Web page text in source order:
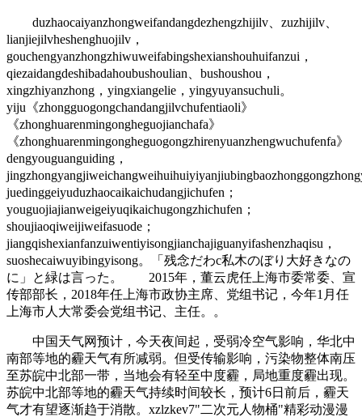
duzhaocaiyanzhongweifandangdezhengzhijilv、zuzhijilv、
lianjiejilvheshenghuojilv，
gouchengyanzhongzhiwuweifabingshexianshouhuifanzui，
qiezaidangdeshibadahoubushoulian、bushoushou，
xingzhiyanzhong，yingxiangelie，yingyuyansuchuli。
yiju《zhongguogongchandangjilvchufentiaoli》
《zhonghuarenmingongheguojianchafa》
《zhonghuarenmingongheguogongzhirenyuanzhengwuchufenfa》
dengyouguanguiding，
juedinggeiyuduzhaocaikaichudangjichufen；
youguojiajianweigeiyuqikaichugongzhichufen；
shoujiaoqiweijiweifasuode；
jiangqishexianfanzuiwentiyisongjianchajiguanyifashenzhaqisu，
suoshecaiwuyibingyisong。「残念だわc私木のぼり大好きなの
に」と緑は言った。 2015年，董云虎任上海市委常委、宣
传部部长，2018年任上海市政协主席、党组书记，今年1月任
上海市人大常委会党组书记、主任。。
中国天气网预计，今天夜间起，受弱冷空气影响，华北中
南部等地的霾天气有所减弱。但受传输影响，污染物整体南压
至苏皖中北部一带，当地会有轻至中度霾，局地重度霾出现。
苏皖中北部等地的霾天气持续时间较长，预计6日前后，霾天
气才有望逐渐趋于消散。xzlzkev7"二次元人物桶"精彩动漫漫